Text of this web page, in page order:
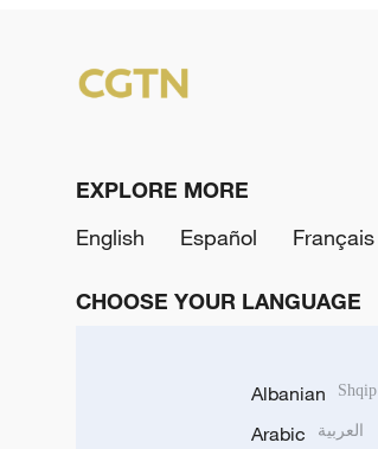
EXPLORE MORE
English
Español Français
CHOOSE YOUR LANGUAGE
Albanian Shqip
Arabic العربية